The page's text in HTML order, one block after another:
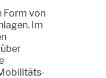
Form von
Im